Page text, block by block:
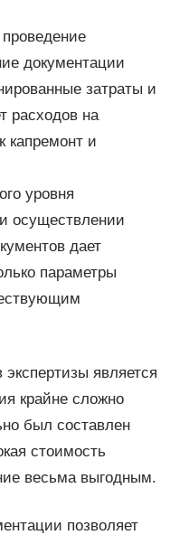
документации
затраты и
расходов на
капремонт и
уровня
осуществлении
дает
параметры
является
крайне сложно
был составлен
стоимость
весьма выгодным.
позволяет